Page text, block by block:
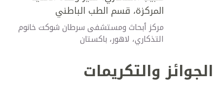
المركزة، قسم الطب الباطني
مركز أبحاث ومستشفى سرطان شوكت خانوم
التذكاري، لاهور، باكستان
الجوائز والتكريمات